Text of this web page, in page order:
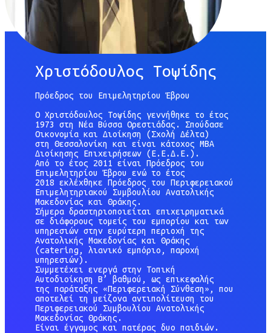
Χριστόδουλος Τοψίδης
Πρόεδρος του Επιμελητηρίου Έβρου
Ο Χριστόδουλος Τοψίδης γεννήθηκε το έτος
1973 στη Νέα Βύσσα Ορεστιάδας. Σπούδασε
Οικονομία και Διοίκηση (Σχολή Δέλτα)
στη Θεσσαλονίκη και είναι κάτοχος ΜΒΑ
Διοίκησης Επιχειρήσεων (Ε.Ε.Δ.Ε.).
Από το έτος 2011 είναι Πρόεδρος του
Επιμελητηρίου Έβρου ενώ το έτος
2018 εκλέχθηκε Πρόεδρος του Περιφερειακού
Επιμελητηριακού Συμβουλίου Ανατολικής
Μακεδονίας και Θράκης.
Σήμερα δραστηριοποιείται επιχειρηματικά
σε διάφορους τομείς του εμπορίου και των
υπηρεσιών στην ευρύτερη περιοχή της
Ανατολικής Μακεδονίας και Θράκης
(catering, λιανικό εμπόριο, παροχή
υπηρεσιών).
Συμμετέχει ενεργά στην Τοπική
Αυτοδιοίκηση Β’ βαθμού, ως επικεφαλής
της παράταξης «Περιφερειακή Σύνθεση», που
αποτελεί τη μείζονα αντιπολίτευση του
Περιφερειακού Συμβουλίου Ανατολικής
Μακεδονίας Θράκης.
Είναι έγγαμος και πατέρας δυο παιδιών.